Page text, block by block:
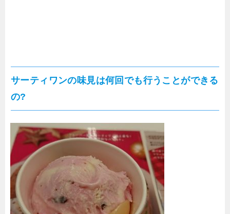
サーティワンの味見は何回でも行うことができる
の?